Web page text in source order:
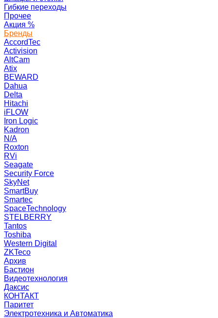
Гибкие переходы
Прочее
Акция %
Бренды
AccordTec
Activision
AltCam
Atix
BEWARD
Dahua
Delta
Hitachi
iFLOW
Iron Logic
Kadron
N/A
Roxton
RVi
Seagate
Security Force
SkyNet
SmartBuy
Smartec
SpaceTechnology
STELBERRY
Tantos
Toshiba
Western Digital
ZKTeco
Архив
Бастион
Видеотехнология
Даксис
КОНТАКТ
Паритет
Электротехника и Автоматика